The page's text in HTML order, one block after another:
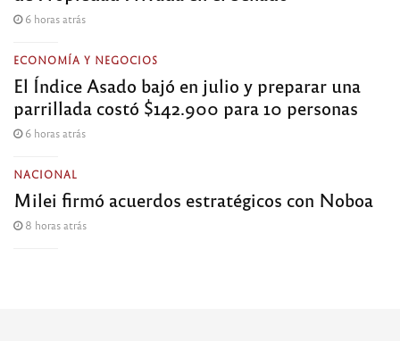
6 horas atrás
ECONOMÍA Y NEGOCIOS
El Índice Asado bajó en julio y preparar una
parrillada costó $142.900 para 10 personas
6 horas atrás
NACIONAL
Milei firmó acuerdos estratégicos con Noboa
8 horas atrás